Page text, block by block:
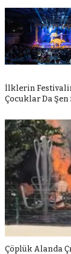
İlklerin
Çocuklar Da
Çöplük Alanda